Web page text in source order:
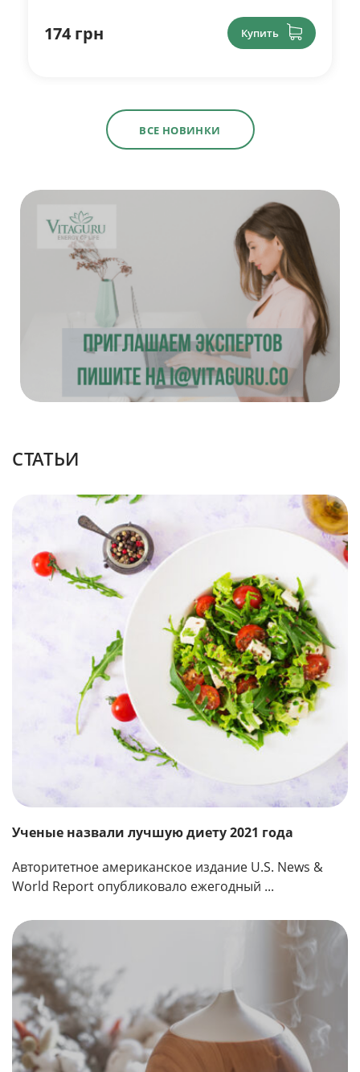
174 грн Купить
ВСЕ НОВИНКИ
CТАТЬИ
Ученые назвали лучшую диету 2021 года
Авторитетное американское издание U.S. News &
World Report опубликовало ежегодный ...